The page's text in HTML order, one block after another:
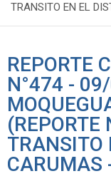
TRANSITO EN EL
REPORTE
N°474 -
(REPORTE
TRANSITO
CARUMAS